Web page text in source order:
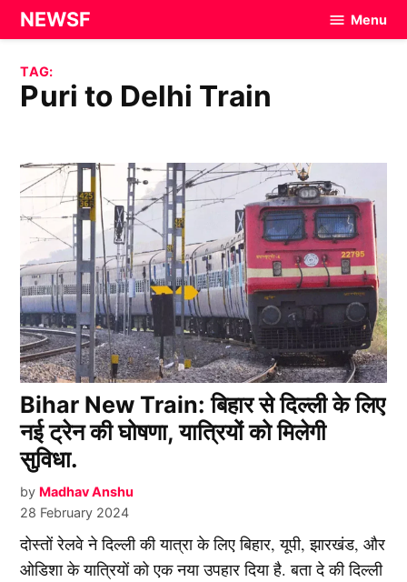
Skip
to
content
NEWSF Menu
TAG:
Puri to Delhi Train
Bihar New Train: बिहार से दिल्ली के लिए
नई ट्रेन की घोषणा, यात्रियों को मिलेगी
सुविधा.
by Madhav Anshu
28 February 2024
दोस्तों रेलवे ने दिल्ली की यात्रा के लिए बिहार, यूपी, झारखंड, और
ओडिशा के यात्रियों को एक नया उपहार दिया है. बता दे की दिल्ली